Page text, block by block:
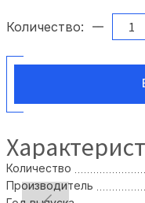
Количество:
Количество
Производитель